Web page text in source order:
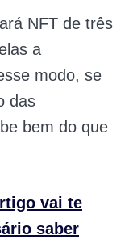
NFT de três
a
modo, se
das
bem do que
vai te
saber